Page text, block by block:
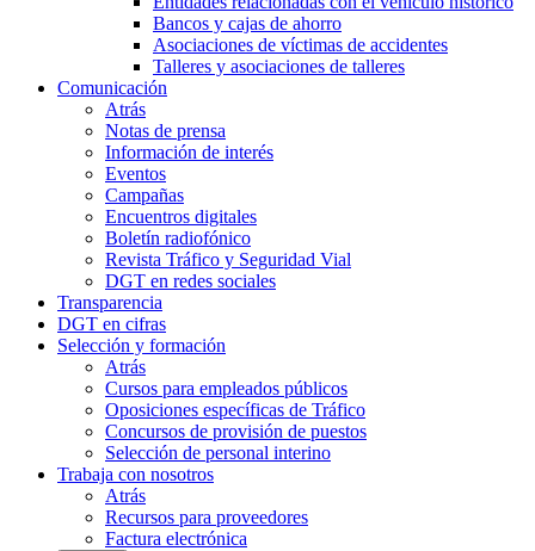
Bancos y cajas de ahorro
Asociaciones de víctimas de accidentes
Talleres y asociaciones de talleres
Comunicación
Atrás
Notas de prensa
Información de interés
Eventos
Campañas
Encuentros digitales
Boletín radiofónico
Revista Tráfico y Seguridad Vial
DGT en redes sociales
Transparencia
DGT en cifras
Selección y formación
Atrás
Cursos para empleados públicos
Oposiciones específicas de Tráfico
Concursos de provisión de puestos
Selección de personal interino
Trabaja con nosotros
Atrás
Recursos para proveedores
Factura electrónica